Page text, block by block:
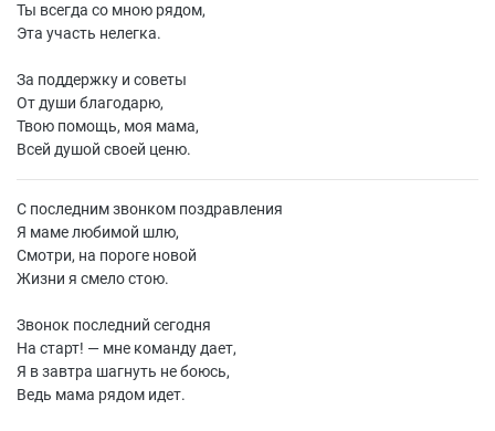
Ты всегда со мною рядом,
Эта участь нелегка.
За поддержку и советы
От души благодарю,
Твою помощь, моя мама,
Всей душой своей ценю.
С последним звонком поздравления
Я маме любимой шлю,
Смотри, на пороге новой
Жизни я смело стою.
Звонок последний сегодня
На старт! — мне команду дает,
Я в завтра шагнуть не боюсь,
Ведь мама рядом идет.